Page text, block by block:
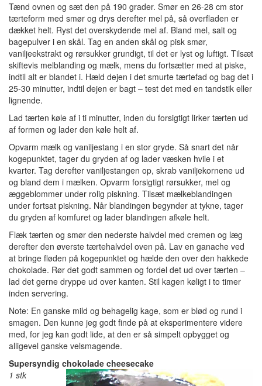
Tænd ovnen og sæt den på 190 grader. Smør en 26-28 cm stor
tærteform med smør og drys derefter mel på, så overfladen er
dækket helt. Ryst det overskydende mel af. Bland mel, salt og
bagepulver i en skål. Tag en anden skål og pisk smør,
vaniljeekstrakt og rørsukker grundigt, til det er lyst og luftigt. Tilsæt
skiftevis melblanding og mælk, mens du fortsætter med at piske,
indtil alt er blandet i. Hæld dejen i det smurte tærtefad og bag det i
25-30 minutter, indtil dejen er bagt – test det med en tandstik eller
lignende.
Lad tærten køle af i ti minutter, inden du forsigtigt lirker tærten ud
af formen og lader den køle helt af.
Opvarm mælk og vaniljestang i en stor gryde. Så snart det når
kogepunktet, tager du gryden af og lader væsken hvile i et
kvarter. Tag derefter vaniljestangen op, skrab vaniljekornene ud
og bland dem i mælken. Opvarm forsigtigt rørsukker, mel og
æggeblommer under rolig piskning. Tilsæt mælkeblandingen
under fortsat piskning. Når blandingen begynder at tykne, tager
du gryden af komfuret og lader blandingen afkøle helt.
Flæk tærten og smør den nederste halvdel med cremen og læg
derefter den øverste tærtehalvdel oven på. Lav en ganache ved
at bringe fløden på kogepunktet og hælde den over den hakkede
chokolade. Rør det godt sammen og fordel det ud over tærten –
lad det gerne dryppe ud over kanten. Stil kagen køligt i to timer
inden servering.
Note: En ganske mild og behagelig kage, som er blød og rund i
smagen. Den kunne jeg godt finde på at eksperimentere videre
med, for jeg kan godt lide, at den er så simpelt opbygget og
alligevel ganske velsmagende.
Supersyndig chokolade cheesecake
1 stk